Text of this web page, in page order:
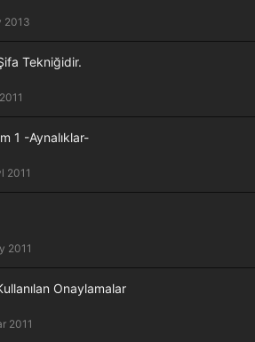
2013
Tekniğidir.
1 -Aynalıklar-
2011
2011
Onaylamalar
2011